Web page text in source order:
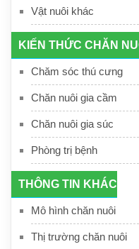
Vật nuôi khác
KIẾN THỨC CHĂN
Chăm sóc thú cưng
Chăn nuôi gia cầm
Chăn nuôi gia súc
Phòng trị bệnh
THÔNG TIN KHÁC
Mô hình chăn nuôi
Thị trường chăn nuôi